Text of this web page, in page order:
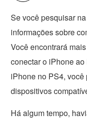
Se você pesquisar
informações sobre
Você encontrará
conectar o iPhone
iPhone no PS4,
dispositivos
Há algum tempo,